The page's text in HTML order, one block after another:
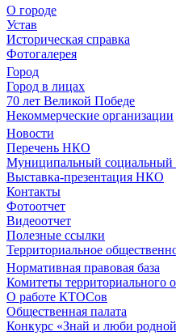
О городе
Устав
Историческая справка
Фотогалерея
Город
Город в лицах
70 лет Великой Победе
Некоммерческие организации
Новости
Перечень НКО
Муниципальный социальный
Выставка-презентация НКО
Контакты
Фотоотчет
Видеоотчет
Полезные ссылки
Территориальное
Нормативная правовая база
Комитеты территориального
О работе КТОСов
Общественная палата
Конкурс «Знай и люби